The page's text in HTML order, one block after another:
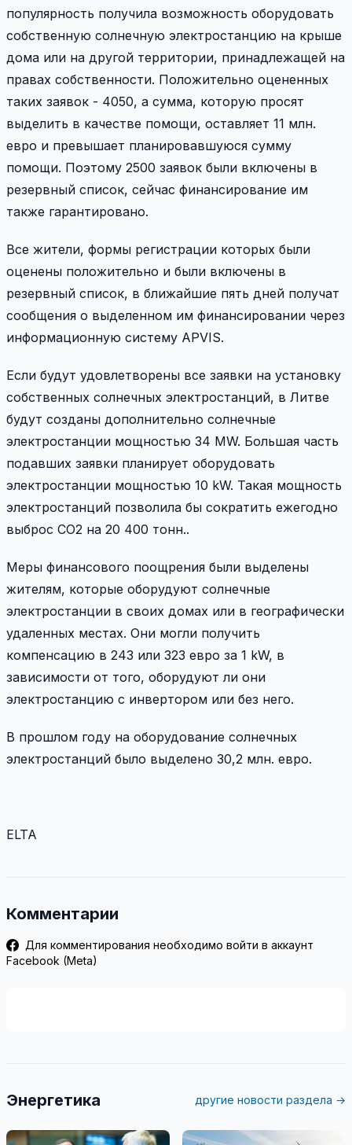
популярность получила возможность оборудовать
собственную солнечную электростанцию на крыше
дома или на другой территории, принадлежащей на
правах собственности. Положительно оцененных
таких заявок - 4050, а сумма, которую просят
выделить в качестве помощи, оставляет 11 млн.
евро и превышает планировавшуюся сумму
помощи. Поэтому 2500 заявок были включены в
резервный список, сейчас финансирование им
также гарантировано.
Все жители, формы регистрации которых были
оценены положительно и были включены в
резервный список, в ближайшие пять дней получат
сообщения о выделенном им финансировании через
информационную систему APVIS.
Если будут удовлетворены все заявки на установку
собственных солнечных электростанций, в Литве
будут созданы дополнительно солнечные
электростанции мощностью 34 MW. Большая часть
подавших заявки планирует оборудовать
электростанции мощностью 10 kW. Такая мощность
электростанций позволила бы сократить ежегодно
выброс CO2 на 20 400 тонн..
Меры финансового поощрения были выделены
жителям, которые оборудуют солнечные
электростанции в своих домах или в географически
удаленных местах. Они могли получить
компенсацию в 243 или 323 евро за 1 kW, в
зависимости от того, оборудуют ли они
электростанцию с инвертором или без него.
В прошлом году на оборудование солнечных
электростанций было выделено 30,2 млн. евро.
ELTA
Комментарии
Для комментирования необходимо войти в аккаунт
Facebook (Meta)
Энергетика другие новости раздела →